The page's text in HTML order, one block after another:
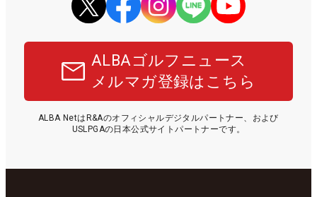
ALBAゴルフニュース
メルマガ登録はこちら
ALBA NetはR&Aのオフィシャルデジタルパートナー、および
USLPGAの日本公式サイトパートナーです。